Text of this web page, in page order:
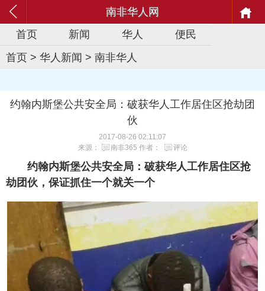
南非华人网
首页
新闻 华人
便民
首页 > 华人新闻 > 南非华人
约翰内斯堡公共安全局：破获华人工作居住区抢劫团
伙
2017-08-26 02:11:07
来源：
南非365 作者： 评论
约翰内斯堡公共安全局：破获华人工作居住区抢
劫团伙，保证抓住一个就关一个